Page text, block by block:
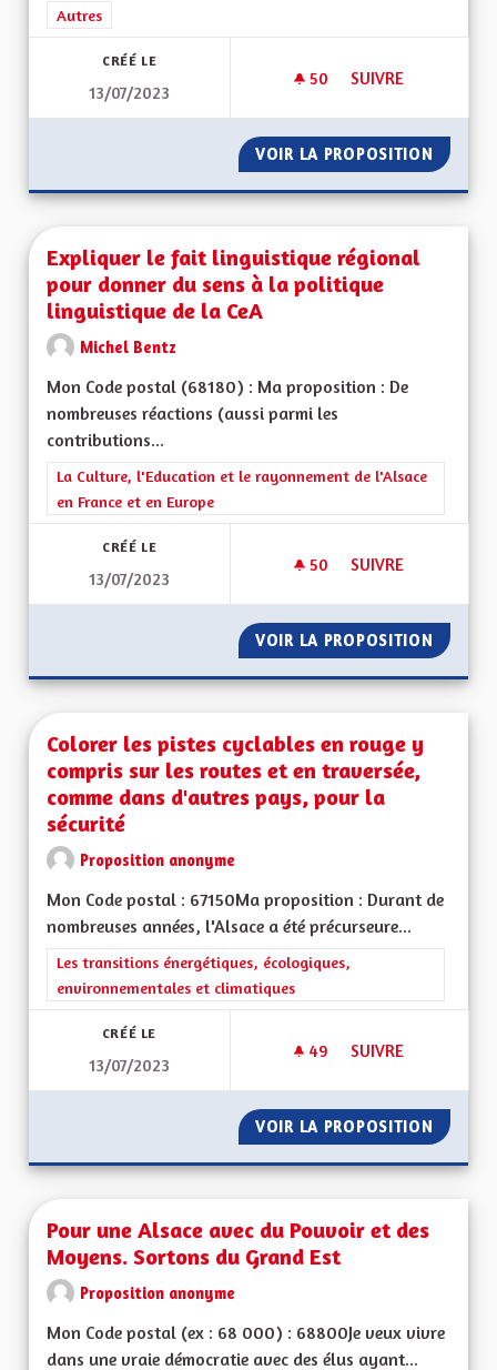
Filtrer les résultats de la catégorie : Autres
Autres
CRÉÉ LE
13/07/2023
50 50 ABONNÉS
SUIVRE
VOIR LA PROPOSITION
Expliquer le fait linguistique régional
pour donner du sens à la politique
linguistique de la CeA
Michel Bentz
Mon Code postal (68180) : Ma proposition : De
nombreuses réactions (aussi parmi les
contributions...
Filtrer les résultats de la catégorie : La Culture, l'Education et
La Culture, l'Education et le rayonnement de l'Alsace
en France et en Europe
CRÉÉ LE
13/07/2023
50 50 ABONNÉS
SUIVRE
VOIR LA PROPOSITION
Colorer les pistes cyclables en rouge y
compris sur les routes et en traversée,
comme dans d'autres pays, pour la
sécurité
Proposition anonyme
Mon Code postal : 67150Ma proposition : Durant de
nombreuses années, l'Alsace a été précurseure...
Filtrer les résultats de la catégorie : Les transitions
Les transitions énergétiques, écologiques,
environnementales et climatiques
CRÉÉ LE
13/07/2023
49 49 ABONNÉS
SUIVRE
VOIR LA PROPOSITION
Pour une Alsace avec du Pouvoir et des
Moyens. Sortons du Grand Est
Proposition anonyme
Mon Code postal (ex : 68 000) : 68800Je veux vivre
dans une vraie démocratie avec des élus ayant...